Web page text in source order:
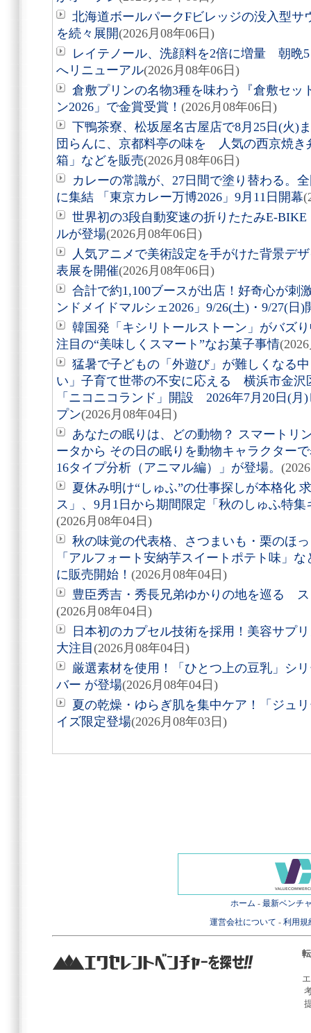
北海道ボールパークFビレッジの没入型サ
を続々展開(2026月08年06日)
レイテノール、洗顔料を2倍に増量 朝晩
へリニューアル(2026月08年06日)
倉敷プリンの名物3種を味わう『倉敷セッ
ン2026」で金賞受賞！ (2026月08年06日)
下鴨茶寮、松坂屋名古屋店で8月25日(火)
団らんに、京都料亭の味を 人気の西京焼き
箱」などを販売(2026月08年06日)
カレーの常識が、27日間で塗り替わる。
に集結 「東京カレー万博2026」9月11日開幕
世界初の3段自動変速の折りたたみE-
ルが登場(2026月08年06日)
人気アニメで美術設定を手がけた背景デ
表展を開催(2026月08年06日)
合計で約1,100ブースが出店！好奇心が
ンドメイドマルシェ2026」9/26(土)・9/27(日)
韓国発「キシリトールストーン」がバズ
注目の“美味しくスマート”なお菓子事情
猛暑で子どもの「外遊び」が難しくなる
い」子育て世帯の不安に応える 横浜市金沢
「ニコニコランド」開設 2026年7月20日(
プン(2026月08年04日)
あなたの眠りは、どの動物？ スマートリ
ータから その日の眠りを動物キャラクター
16タイプ分析（アニマル編）」が登場。
夏休み明け“しゅふ”の仕事探しが本格化
ス」、9月1日から期間限定「秋のしゅふ特
(2026月08年04日)
秋の味覚の代表格、さつまいも・栗のほ
「アルフォート安納芋スイートポテト味」
に販売開始！ (2026月08年04日)
豊臣秀吉・秀長兄弟ゆかりの地を巡る
(2026月08年04日)
日本初のカプセル技術を採用！美容サプ
大注目 (2026月08年04日)
厳選素材を使用！「ひとつ上の豆乳」シ
バー が登場(2026月08年04日)
夏の乾燥・ゆらぎ肌を集中ケア！「ジュ
イズ限定登場(2026月08年03日)
ホーム - 最新ベンチ
運営会社について - 利用規